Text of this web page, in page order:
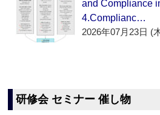
and Compliance
4.Complianc…
2026年07月23日 (
研修会 セミナー 催し物